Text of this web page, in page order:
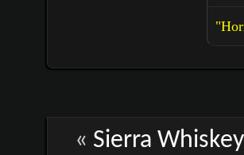
« Sierra Whiskey